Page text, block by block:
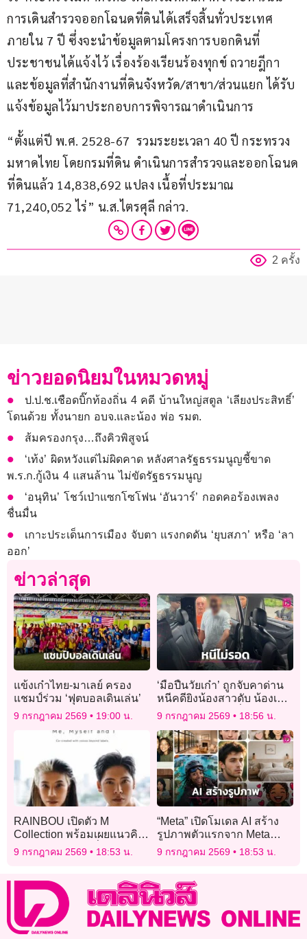
การเดินสำรวจออกโฉนดที่ดินได้เสร็จสิ้นทั่วประเทศ
ภายใน 7 ปี ซึ่งจะนำข้อมูลตามโครงการบอกดินที่
ประชาชนได้แจ้งไว้ เรื่องร้องเรียนร้องทุกข์ ถวายฎีกา
และข้อมูลที่สำนักงานที่ดินจังหวัด/สาขา/ส่วนแยก ได้รับ
แจ้งข้อมูลไว้มาประกอบการพิจารณาดำเนินการ
“ตั้งแต่ปี พ.ศ. 2528-67  รวมระยะเวลา 40 ปี กระทรวง
มหาดไทย โดยกรมที่ดิน ดำเนินการสำรวจและออกโฉนด
ที่ดินแล้ว 14,838,692 แปลง เนื้อที่ประมาณ
71,240,052 ไร่” น.ส.ไตรศุลี กล่าว.
2 ครั้ง
ข่าวยอดนิยมในหมวดหมู่
ป.ป.ช.เชือดบิ๊กท้องถิ่น 4 คดี บ้านใหญ่สตูล ‘เลียงประสิทธิ์’
โดนด้วย ทั้งนายก อบจ.และน้อง พ่อ รมต.
ส้มครองกรุง…ถึงคิวพิสูจน์
‘เท้ง’ ผิดหวังแต่ไม่ผิดคาด หลังศาลรัฐธรรมนูญชี้ขาด
พ.ร.ก.กู้เงิน 4 แสนล้าน ไม่ขัดรัฐธรรมนูญ
‘อนุทิน’ โชว์เป่าแซกโซโฟน ‘อันวาร์’ กอดคอร้องเพลง
ชื่นมื่น
เกาะประเด็นการเมือง จับตา แรงกดดัน ‘ยุบสภา’ หรือ ‘ลา
ออก’
ข่าวล่าสุด
แข้งเก๋าไทย-มาเลย์ ครอง
แชมป์ร่วม ‘ฟุตบอลเดินเล่น’
9 กรกฎาคม 2569 19:00 น.
‘มือปืนวัยเก๋า’ ถูกจับคาด่าน
หนีคดียิงน้องสาวดับ น้องเขย
สาหัส ปมขัดแย้งที่ดินมรดก
9 กรกฎาคม 2569 18:56 น.
RAINBOU เปิดตัว M
Collection พร้อมเผยแนวคิด
การสร้างแบรนด์ที่ให้ “ผู้คน”
มาก่อน “ผลิตภัณฑ์”
9 กรกฎาคม 2569 18:53 น.
“Meta” เปิดโมเดล AI สร้าง
รูปภาพตัวแรกจาก Meta
Superintelligence Labs
9 กรกฎาคม 2569 18:53 น.